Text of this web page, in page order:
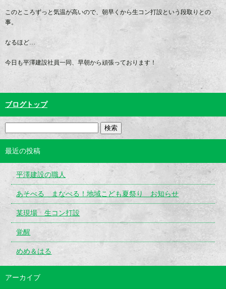
このところずっと気温が高いので、朝早くから生コン打設という段取りとの
事。
なるほど…
今日も平澤建設社員一同、早朝から頑張っております！
ブログトップ
最近の投稿
平澤建設の職人
あそべる まなべる！地域こども夏祭り お知らせ
某現場 生コン打設
覚醒
めめ＆はる
アーカイブ